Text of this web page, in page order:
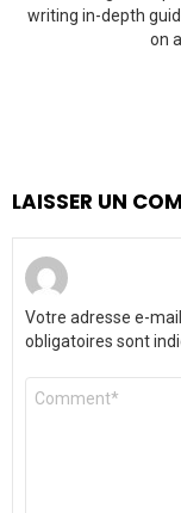
writing in-depth
on
LAISSER UN
Votre adresse e-
obligatoires sont
Commentaire